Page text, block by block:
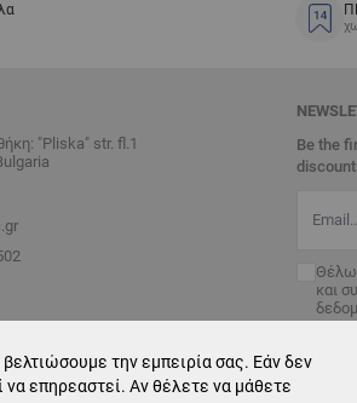
την εμπειρία σας. Εάν δεν
επηρεαστεί. Αν θέλετε να μάθετε
"Pliska" str. fl.1
Be the
Θέλω
και